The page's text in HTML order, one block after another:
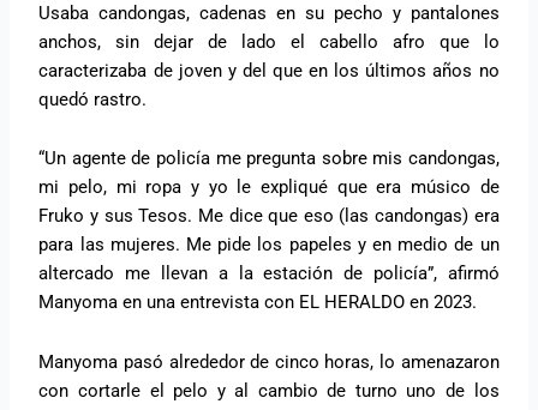
Usaba candongas, cadenas en su pecho y pantalones
anchos, sin dejar de lado el cabello afro que lo
caracterizaba de joven y del que en los últimos años no
quedó rastro.
“Un agente de policía me pregunta sobre mis candongas,
mi pelo, mi ropa y yo le expliqué que era músico de
Fruko y sus Tesos. Me dice que eso (las candongas) era
para las mujeres. Me pide los papeles y en medio de un
altercado me llevan a la estación de policía”, afirmó
Manyoma en una entrevista con EL HERALDO en 2023.
Manyoma pasó alrededor de cinco horas, lo amenazaron
con cortarle el pelo y al cambio de turno uno de los